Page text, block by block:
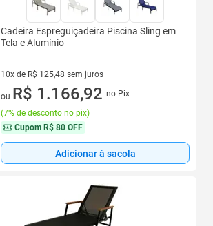
Cadeira Espreguiçadeira Piscina Sling em
Tela e Alumínio
10x de R$ 125,48 sem juros
10 vez de R$ 125,48 sem juros
ou R$ 1.166,92 no Pix
(7% de desconto no pix)
Cupom R$ 80 OFF
Adicionar à sacola